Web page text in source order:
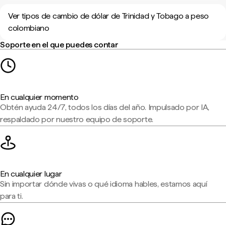
Ver tipos de cambio de dólar de Trinidad y Tobago a peso
colombiano
Soporte en el que puedes contar
En cualquier momento
Obtén ayuda 24/7, todos los días del año. Impulsado por IA,
respaldado por nuestro equipo de soporte.
En cualquier lugar
Sin importar dónde vivas o qué idioma hables, estamos aquí
para ti.